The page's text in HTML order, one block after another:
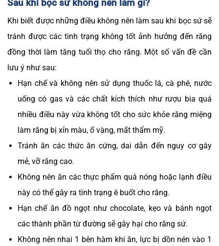
Sau khi bọc sứ không nên làm gì?
Khi biết được những điều không nên làm sau khi bọc sứ sẽ
tránh được các tình trạng không tốt ảnh hưởng đến răng
đồng thời làm tăng tuổi thọ cho răng. Một số vấn đề cần
lưu ý như sau:
Hạn chế và không nên sử dụng thuốc lá, cà phê, nước
uống có gas và các chất kích thích như rượu bia quá
nhiều điều này vừa không tốt cho sức khỏe răng miệng
làm răng bị xỉn màu, ố vàng, mất thẩm mỹ.
Tránh ăn các thức ăn cứng, dai dẫn đến nguy cơ gây
mẻ, vỡ răng cao.
Không nên ăn các thực phẩm quá nóng hoặc lạnh điều
này có thể gây ra tình trạng ê buốt cho răng.
Hạn chế ăn đồ ngọt như chocolate, kẹo và bánh ngọt
các thành phần từ đường sẽ gây hại cho răng sứ.
Không nên nhai 1 bên hàm khi ăn, lực bị dồn nén vào 1